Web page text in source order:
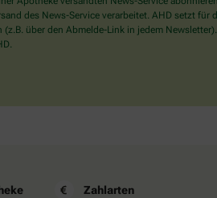
Dann
wählen
des News-Service verarbeitet. AHD setzt
über den Abmelde-Link in jedem
Zahlarten